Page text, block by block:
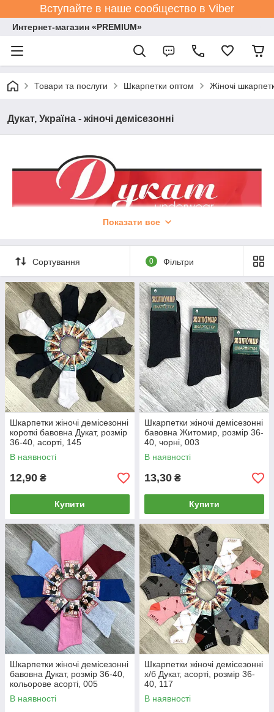
Вступайте в наше сообщество в Viber
Интернет-магазин «PREMIUM»
Товари та послуги Шкарпетки оптом Жіночі
Дукат, Україна - жіночі демісезонні
Показати все
Сортування 0 Фільтри
Шкарпетки жіночі демісезонні
короткі бавовна Дукат, розмір
36-40, асорті, 145
В наявності
12,90 ₴
Купити
Шкарпетки жіночі демісезонні
бавовна Житомир, розмір 36-
40, чорні, 003
В наявності
13,30 ₴
Купити
Шкарпетки жіночі демісезонні
бавовна Дукат, розмір 36-40,
кольорове асорті, 005
В наявності
Шкарпетки жіночі демісезонні
х/б Дукат, асорті, розмір 36-
40, 117
В наявності